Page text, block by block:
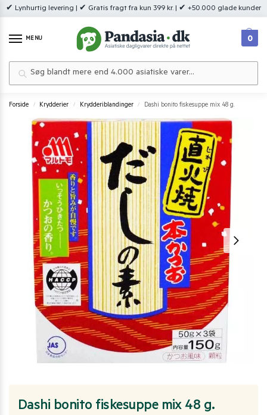
✔ Lynhurtig levering | ✔ Gratis fragt fra kun 399 kr. | ✔ +50.000 glade kunder
MENU 0
Forside / Krydderier / Krydderiblandinger / Dashi bonito fiskesuppe mix 48 g.
Dashi bonito fiskesuppe mix 48 g.